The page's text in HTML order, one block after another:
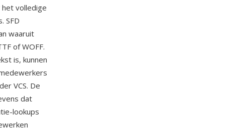
volledige
SFD
waaruit
of WOFF.
is, kunnen
VCS. De
dat
lookups